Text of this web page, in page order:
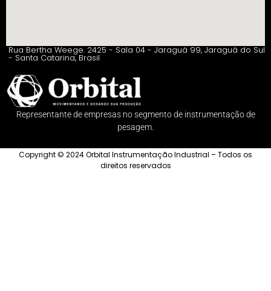
Rua Bertha Weege. 2425 - Sala 04 - Jaraguá 99, Jaraguá do Sul
- Santa Catarina, Brasil
Representante de empresas no segmento de instrumentação de
pesagem.
Copyright © 2024 Orbital Instrumentação Industrial – Todos os
direitos reservados